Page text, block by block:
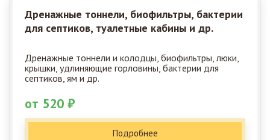
Дренажные тоннели, биофильтры, бактерии
для септиков, туалетные кабины и др.
Дренажные тоннели и колодцы, биофильтры, люки,
крышки, удлиняющие горловины, бактерии для
септиков, ям и др.
от 520 ₽
Подробнее